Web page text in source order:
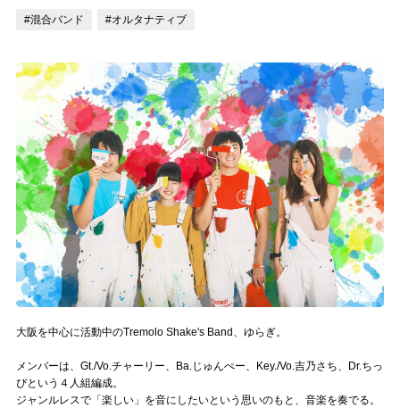
記事リクエスト
ログイン
LINK
muevoクラウドファンディング
muevoコミュニティ
ぶいクラ！by muevo
ぶいコミュ！by muevo
ぶいマガ！ by muevo
#混合バンド #オルタナティブ
大阪を中心に活動中のTremolo Shake's Band、ゆらぎ。
メンバーは、Gt./Vo.チャーリー、Ba.じゅんぺー、Key./Vo.吉乃さち、Dr.ちっ
ぴという４人組編成。
ジャンルレスで「楽しい」を音にしたいという思いのもと、音楽を奏でる。